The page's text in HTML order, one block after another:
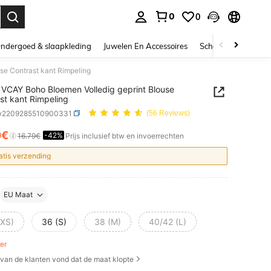
0 0
& slaapkleding Juwelen En Accessoires Schoonheid &
Contrast kant Rimpeling
VCAY Boho Bloemen Volledig geprint Blouse
kant Rimpeling
(56 Reviews)
AND AVAILABILITY
16.79€ -42% Prijs inclusief btw en invoerrechten
verzending
EU Maat
36 (S) 38 (M) 40/42 (L)
van de klanten vond dat de maat klopte